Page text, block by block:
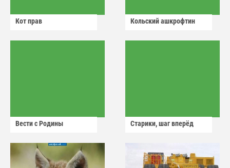
Кот прав Кольский ашкрофтин
Вести с Родины Старики, шаг вперёд